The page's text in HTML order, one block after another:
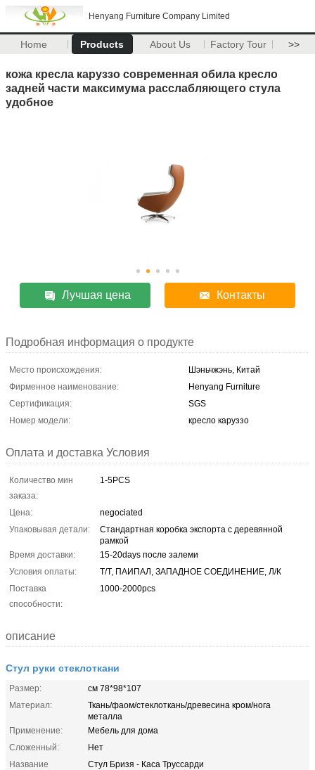
Henyang Furniture Company Limited
Home Products About Us Factory Tour >>
кожа кресла каруззо современная обила кресло
задней части максимума расслабляющего стула
удобное
Лучшая цена Контакты
Подробная информация о продукте
Место происхождения:
Шэньчжэнь, Китай
Фирменное наименование:
Henyang Furniture
Сертификация:
SGS
Номер модели:
кресло каруззо
Оплата и доставка Условия
Количество мин
заказа:
1-5PCS
Цена:
negociated
Упаковывая детали:
Стандартная коробка экспорта с деревянной
рамкой
Время доставки:
15-20days после залеми
Условия оплаты:
Т/Т, ПАИПАЛ, ЗАПАДНОЕ СОЕДИНЕНИЕ, Л/К
Поставка
способности:
1000-2000pcs
описание
Стул руки стеклоткани
Размер:
см 78*98*107
Материал:
Ткань/фаом/стеклоткань/древесина кром/нога
металла
Применение:
Мебель для дома
Сложенный:
Нет
Название
Стул Бризя - Каса Труссарди